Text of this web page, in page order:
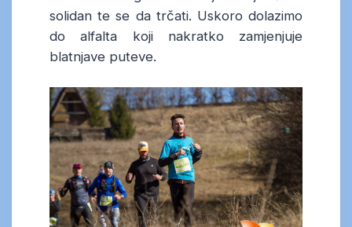
solidan te se da trčati. Uskoro dolazimo
do alfalta koji nakratko zamjenjuje
blatnjave puteve.